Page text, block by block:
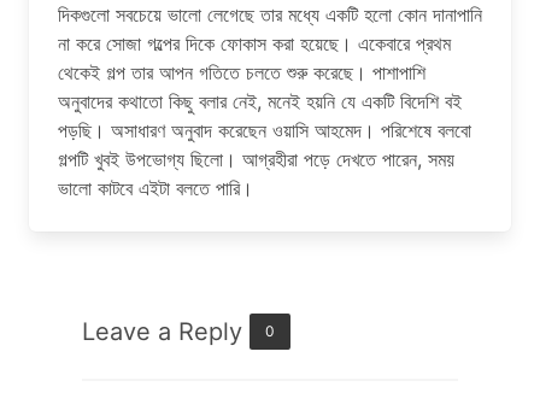
দিকগুলো সবচেয়ে ভালো লেগেছে তার মধ্যে একটি হলো কোন দানাপানি
না করে সোজা গল্পের দিকে ফোকাস করা হয়েছে। একেবারে প্রথম
থেকেই গল্প তার আপন গতিতে চলতে শুরু করেছে। পাশাপাশি
অনুবাদের কথাতো কিছু বলার নেই, মনেই হয়নি যে একটি বিদেশি বই
পড়ছি। অসাধারণ অনুবাদ করেছেন ওয়াসি আহমেদ। পরিশেষে বলবো
গল্পটি খুবই উপভোগ্য ছিলো। আগ্রহীরা পড়ে দেখতে পারেন, সময়
ভালো কাটবে এইটা বলতে পারি।
Leave a Reply 0